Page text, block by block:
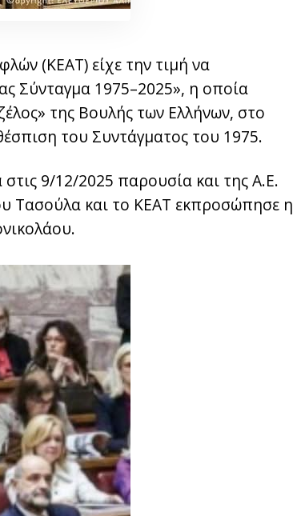
(ΚΕΑΤ) είχε την τιμή να
Σύνταγμα 1975–2025», η οποία
της Βουλής των Ελλήνων, στο
του Συντάγματος του 1975.
9/12/2025 παρουσία και της Α.Ε.
Τασούλα και το ΚΕΑΤ εκπροσώπησε η